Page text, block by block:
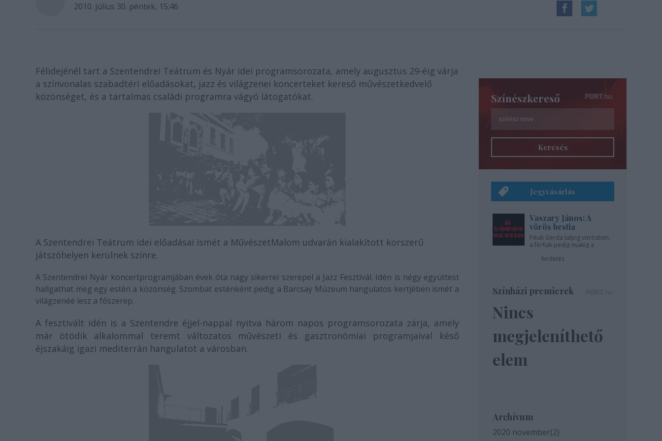
2010. július 30. péntek, 15:46
Félidejénél tart a Szentendrei Teátrum és Nyár idei programsorozata, amely augusztus 29-éig várja
a színvonalas szabadtéri előadásokat, jazz és világzenei koncerteket kereső művészetkedvelő
közönséget, és a tartalmas családi programra vágyó látogatókat.
A Szentendrei Teátrum idei előadásai ismét a MűvészetMalom udvarán kialakított korszerű
játszóhelyen kerülnek színre.
A Szentendrei Nyár koncertprogramjában évek óta nagy sikerrel szerepel a Jazz Fesztivál. Idén is négy együttest
hallgathat meg egy estén a közönség. Szombat esténként pedig a Barcsay Múzeum hangulatos kertjében ismét a
világzenéé lesz a főszerep.
A fesztivált idén is a Szentendre éjjel-nappal nyitva három napos programsorozata zárja, amely
már ötödik alkalommal teremt változatos művészeti és gasztronómiai programjaival késő
éjszakáig igazi mediterrán hangulatot a városban.
Színészkereső
Keresés
Jegyvásárlás
Vaszary János: A
vörös bestia
Pikali Gerda talpig vörösben,
a férfiak pedig nyakig a
hirdetés
Színházi premierek
Nincs
megjeleníthető
elem
Archívum
2020 november(2)